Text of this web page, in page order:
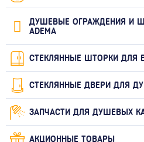
ДУШЕВЫЕ ОГРАЖДЕНИЯ И
ADEMA
СТЕКЛЯННЫЕ ШТОРКИ ДЛЯ
СТЕКЛЯННЫЕ ДВЕРИ ДЛЯ
ЗАПЧАСТИ ДЛЯ ДУШЕВЫХ
АКЦИОННЫЕ ТОВАРЫ